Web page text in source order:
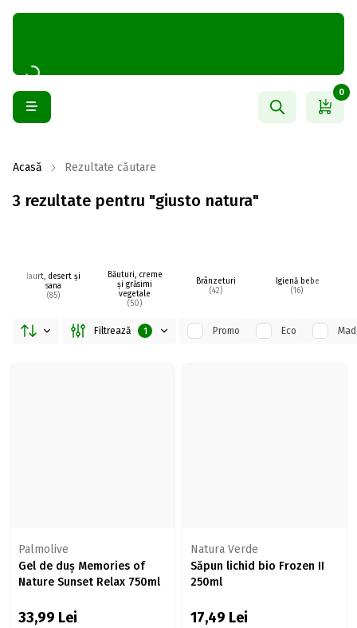
0
Acasă Rezultate căutare
3 rezultate pentru "giusto natura"
Iaurt, desert și
sana
(85)
Băuturi, creme
și grăsimi
vegetale
(50)
Brânzeturi
(42)
Igienă bebe
(16)
Filtrează 1 Promo Eco
Palmolive
Gel de duș Memories of
Nature Sunset Relax 750ml
33,99 Lei
Natura Verde
Săpun lichid bio Frozen II
250ml
17,49 Lei